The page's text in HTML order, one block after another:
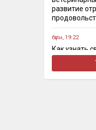
развитие
бүгін, 19:22
Как узнать
участок
онлайн-